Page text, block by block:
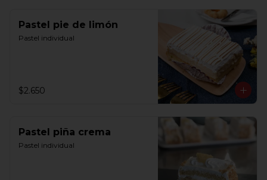
Pastel pie de limón
Pastel individual
$2.650
Pastel piña crema
Pastel individual